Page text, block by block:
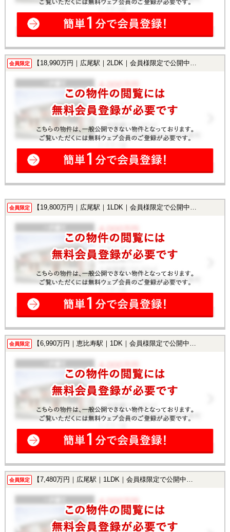
会員限定 【18,990万円｜広尾駅｜2LDK｜会員様限定で公開中！】
会員限定 【19,800万円｜広尾駅｜1LDK｜会員様限定で公開中！】
会員限定 【6,990万円｜恵比寿駅｜1DK｜会員様限定で公開中！】
会員限定 【7,480万円｜広尾駅｜1LDK｜会員様限定で公開中！】